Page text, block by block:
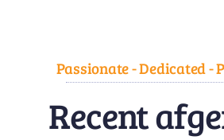
Passionate - Dedicated -
Recent